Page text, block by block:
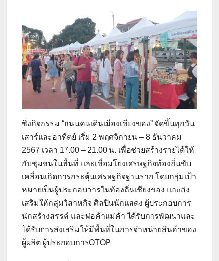
ซึ่งกิจกรรม “ถนนคนเดินเมืองเชียงของ” จัดขึ้นทุกวัน
เสาร์และอาทิตย์ เริ่ม 2 พฤศจิกายน – 8 ธันวาคม
2567 เวลา 17.00 – 21.00 น. เพื่อช่วยสร้างรายได้ให้
กับชุมชนในพื้นที่ และเชื่อมโยงเศรษฐกิจท้องถิ่นขับ
เคลื่อนเกิดการกระตุ้นเศรษฐกิจฐานราก โดยกลุ่มเป้า
หมายเป็นผู้ประกอบการในท้องถิ่นเชียงของ และส่ง
เสริมให้กลุ่มวิสาหกิจ ศิลปินนักแสดง ผู้ประกอบการ
นักสร้างสรรค์ และพ่อค้าแม่ค้า ได้รับการพัฒนาและ
ได้รับการส่งเสริมให้มีพื้นที่ในการจำหน่ายสินค้าของ
ผู้ผลิต ผู้ประกอบการOTOP